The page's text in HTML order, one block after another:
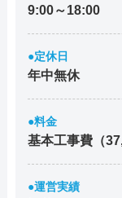
9:00～18:00
●定休日
年中無休
●料金
基本工事費（
●運営実績